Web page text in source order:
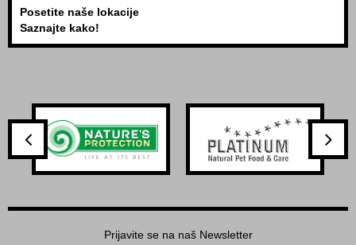
Posetite naše lokacije
Saznajte kako!
Prijavite se na naš Newsletter